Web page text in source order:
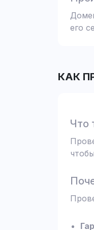
его
КАК
Что